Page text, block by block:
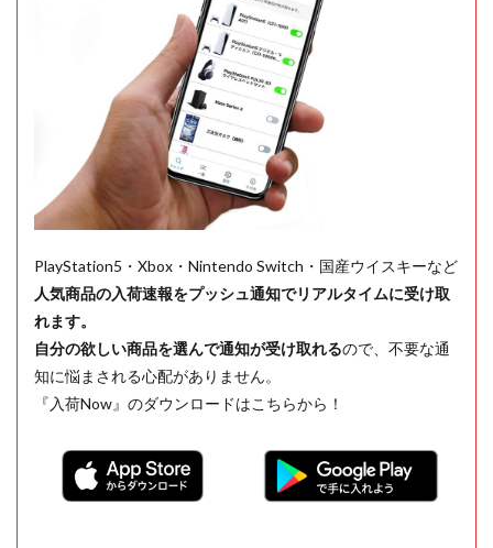
PlayStation5・Xbox・Nintendo Switch・国産ウイスキーなど
人気商品の入荷速報をプッシュ通知でリアルタイムに受け取
れます。
自分の欲しい商品を選んで通知が受け取れるので、不要な通
知に悩まされる心配がありません。
『入荷Now』のダウンロードはこちらから！